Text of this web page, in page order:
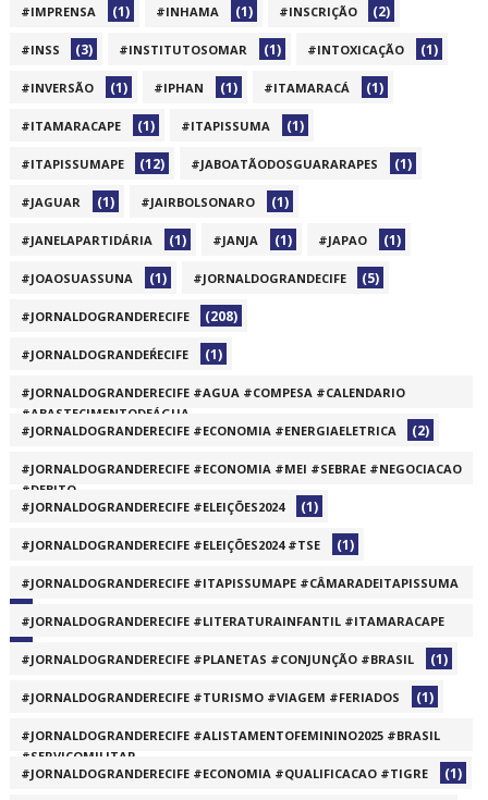
#IMPRENSA (1) #INHAMA (1) #INSCRIÇÃO (2)
#INSS (3) #INSTITUTOSOMAR (1) #INTOXICAÇÃO (1)
#INVERSÃO (1) #IPHAN (1) #ITAMARACÁ (1)
#ITAMARACAPE (1) #ITAPISSUMA (1)
#ITAPISSUMAPE (12) #JABOATÃODOSGUARARAPES (1)
#JAGUAR (1) #JAIRBOLSONARO (1)
#JANELAPARTIDÁRIA (1) #JANJA (1) #JAPAO (1)
#JOAOSUASSUNA (1) #JORNALDOGRANDECIFE (5)
#JORNALDOGRANDERECIFE (208)
#JORNALDOGRANDEŔECIFE (1)
#JORNALDOGRANDERECIFE #AGUA #COMPESA #CALENDARIO
#ABASTECIMENTODEÁGUA
(1)
#JORNALDOGRANDERECIFE #ECONOMIA #ENERGIAELETRICA (2)
#JORNALDOGRANDERECIFE #ECONOMIA #MEI #SEBRAE #NEGOCIACAO
#DEBITO
(1)
#JORNALDOGRANDERECIFE #ELEIÇÕES2024 (1)
#JORNALDOGRANDERECIFE #ELEIÇÕES2024 #TSE (1)
#JORNALDOGRANDERECIFE #ITAPISSUMAPE #CÂMARADEITAPISSUMA
(1)
#JORNALDOGRANDERECIFE #LITERATURAINFANTIL #ITAMARACAPE
(1)
#JORNALDOGRANDERECIFE #PLANETAS #CONJUNÇÃO #BRASIL (1)
#JORNALDOGRANDERECIFE #TURISMO #VIAGEM #FERIADOS (1)
#JORNALDOGRANDERECIFE #ALISTAMENTOFEMININO2025 #BRASIL
#SERVIÇOMILITAR
(1)
#JORNALDOGRANDERECIFE #ECONOMIA #QUALIFICACAO #TIGRE (1)